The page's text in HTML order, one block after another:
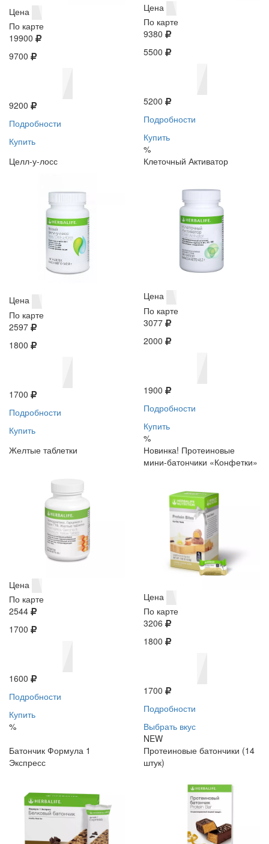
Цена
По карте
19900
9700
9200
Подробности
Купить
Цена
По карте
9380
5500
5200
Подробности
Купить
%
Целл-у-лосс
Цена
По карте
2597
1800
1700
Подробности
Купить
Клеточный Активатор
Цена
По карте
3077
2000
1900
Подробности
Купить
%
Желтые таблетки
Цена
По карте
2544
1700
1600
Подробности
Купить
%
Новинка! Протеиновые
мини-батончики «Конфетки»
Цена
По карте
3206
1800
1700
Подробности
Выбрать вкус
NEW
Батончик Формула 1
Экспресс
Протеиновые батончики (14
штук)